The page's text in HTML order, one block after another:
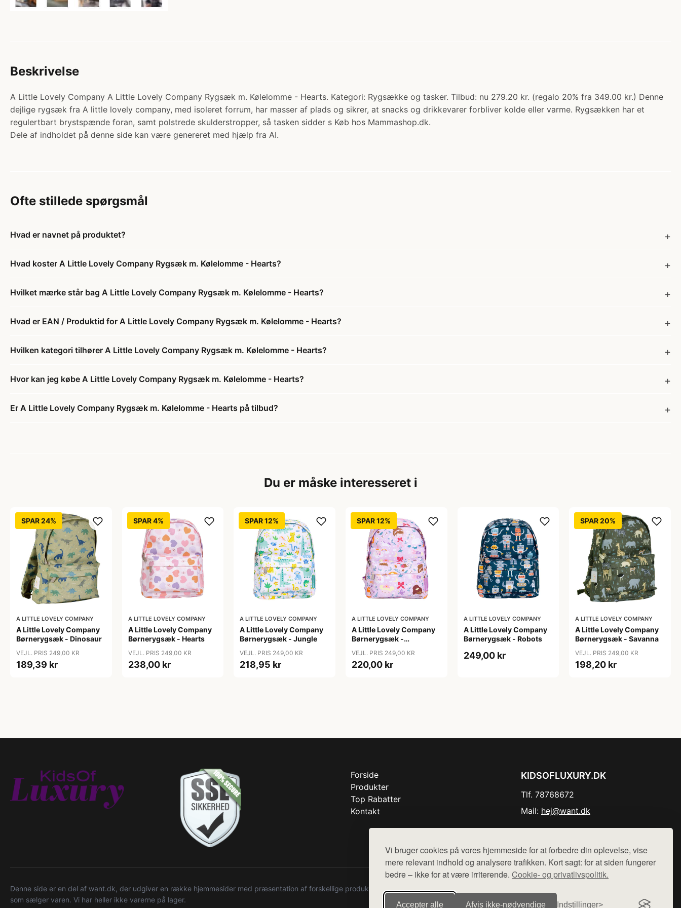
Vi bruger cookies på vores hjemmeside for at forbedre din oplevelse, vise
mere relevant indhold og analysere trafikken. Kort sagt: for at siden fungerer
bedre – ikke for at være irriterende. Cookie- og privatlivspolitik.
Accepter alle Afvis ikke‑nødvendige Indstillinger
Beskrivelse
A Little Lovely Company A Little Lovely Company Rygsæk m. Kølelomme - Hearts. Kategori: Rygsække og tasker. Tilbud: nu 279.20 kr. (regalo 20% fra 349.00 kr.) Denne
dejlige rygsæk fra A little lovely company, med isoleret forrum, har masser af plads og sikrer, at snacks og drikkevarer forbliver kolde eller varme. Rygsækken har et
regulertbart brystspænde foran, samt polstrede skulderstropper, så tasken sidder s Køb hos Mammashop.dk.
Dele af indholdet på denne side kan være genereret med hjælp fra AI.
Ofte stillede spørgsmål
Hvad er navnet på produktet?
Hvad koster A Little Lovely Company Rygsæk m. Kølelomme - Hearts?
Hvilket mærke står bag A Little Lovely Company Rygsæk m. Kølelomme - Hearts?
Hvad er EAN / Produktid for A Little Lovely Company Rygsæk m. Kølelomme - Hearts?
Hvilken kategori tilhører A Little Lovely Company Rygsæk m. Kølelomme - Hearts?
Hvor kan jeg købe A Little Lovely Company Rygsæk m. Kølelomme - Hearts?
Er A Little Lovely Company Rygsæk m. Kølelomme - Hearts på tilbud?
Du er måske interesseret i
SPAR 24%
A LITTLE LOVELY COMPANY
A Little Lovely Company
Børnerygsæk - Dinosaur
VEJL. PRIS 249,00 KR
189,39 kr
SPAR 4%
A LITTLE LOVELY COMPANY
A Little Lovely Company
Børnerygsæk - Hearts
VEJL. PRIS 249,00 KR
238,00 kr
SPAR 12%
A LITTLE LOVELY COMPANY
A Little Lovely Company
Børnerygsæk - Jungle
VEJL. PRIS 249,00 KR
218,95 kr
SPAR 12%
A LITTLE LOVELY COMPANY
A Little Lovely Company
Børnerygsæk -
VEJL. PRIS 249,00 KR
220,00 kr
A LITTLE LOVELY COMPANY
A Little Lovely Company
Børnerygsæk - Robots
249,00 kr
SPAR 20%
A LITTLE LOVELY COMPANY
A Little Lovely Company
Børnerygsæk - Savanna
VEJL. PRIS 249,00 KR
198,20 kr
Forside
Produkter
Top Rabatter
Kontakt
KIDSOFLUXURY.DK
Tlf. 78768672
Mail: hej@want.dk
Denne side er en del af want.dk, der udgiver en række hjemmesider med præsentation af forskellige produkter fra diverse webshops. Der sælges ikke varer fra denne side - vi henviser til de shops,
som sælger varen. Vi har heller ikke varerne på lager.